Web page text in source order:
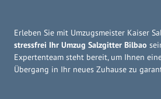
Erleben Sie mit Umzugsmeister Kaiser
stressfrei Ihr Umzug Salzgitter Bilbao
Expertenteam steht bereit, um Ihnen
Übergang in Ihr neues Zuhause zu